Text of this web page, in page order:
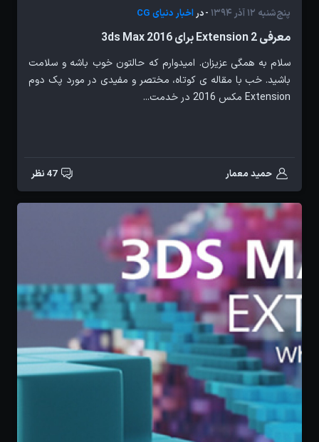
پنج‌شنبه 12 آذر 1394 - دراخبار دنیای CG
معرفی Extension 2 برای 3ds Max 2016
سلام به همگی عزیزان. امیدوارم که حالتون خوب باشه و سلامت
باشید. خب با مقاله ی کوتاه، مختصر و مفیدی در مورد پک دوم
Extension مکس 2016 در خدمت...
حمید معمار 47 نظر